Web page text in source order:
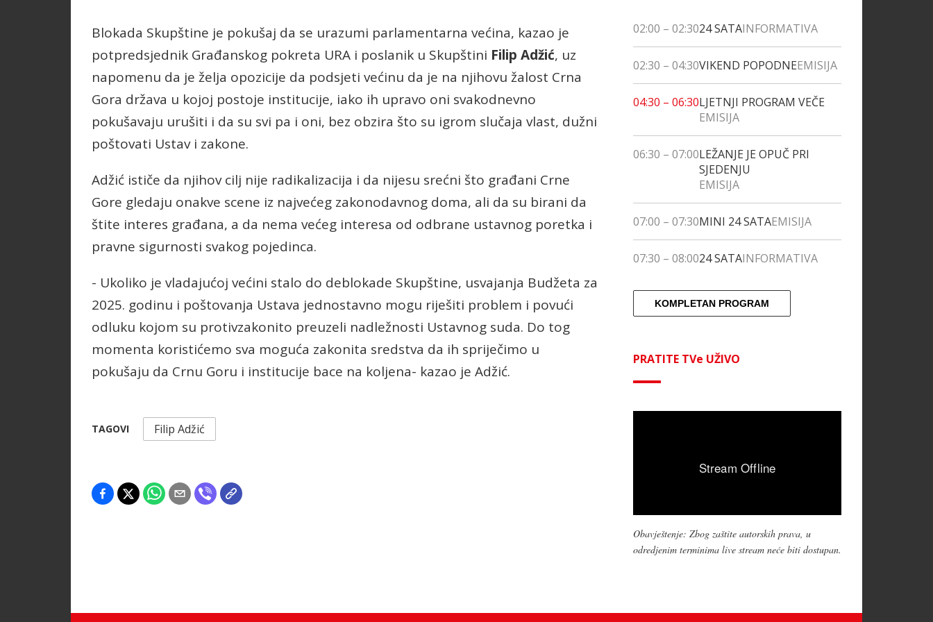
Blokada Skupštine je pokušaj da se urazumi parlamentarna većina, kazao je
potpredsjednik Građanskog pokreta URA i poslanik u Skupštini Filip Adžić, uz
napomenu da je želja opozicije da podsjeti većinu da je na njihovu žalost Crna
Gora država u kojoj postoje institucije, iako ih upravo oni svakodnevno
pokušavaju urušiti i da su svi pa i oni, bez obzira što su igrom slučaja vlast, dužni
poštovati Ustav i zakone.
Adžić ističe da njihov cilj nije radikalizacija i da nijesu srećni što građani Crne
Gore gledaju onakve scene iz najvećeg zakonodavnog doma, ali da su birani da
štite interes građana, a da nema većeg interesa od odbrane ustavnog poretka i
pravne sigurnosti svakog pojedinca.
- Ukoliko je vladajućoj većini stalo do deblokade Skupštine, usvajanja Budžeta za
2025. godinu i poštovanja Ustava jednostavno mogu riješiti problem i povući
odluku kojom su protivzakonito preuzeli nadležnosti Ustavnog suda. Do tog
momenta koristićemo sva moguća zakonita sredstva da ih spriječimo u
pokušaju da Crnu Goru i institucije bace na koljena- kazao je Adžić.
TAGOVI Filip Adžić
02:00 – 02:3024 SATAINFORMATIVA
02:30 – 04:30VIKEND POPODNEEMISIJA
04:30 – 06:30LJETNJI PROGRAM VEČE
EMISIJA
06:30 – 07:00LEŽANJE JE OPUČ PRI
SJEDENJU
EMISIJA
07:00 – 07:30MINI 24 SATAEMISIJA
07:30 – 08:0024 SATAINFORMATIVA
KOMPLETAN PROGRAM
PRATITE TVe UŽIVO
Obavještenje: Zbog zaštite autorskih prava, u
odredjenim terminima live stream neće biti dostupan.